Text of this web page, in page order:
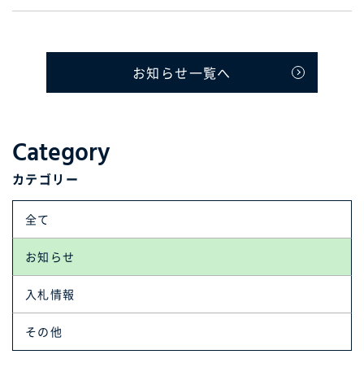
お知らせ一覧へ
Category
カテゴリー
全て
お知らせ
入札情報
その他